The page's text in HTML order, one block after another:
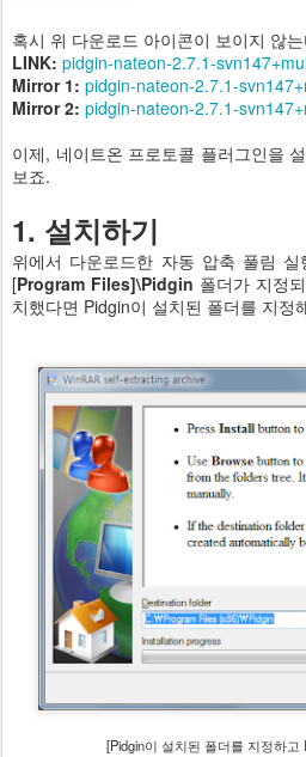
혹시 위 다운로드 아이콘이 보이지 않
LINK: pidgin-nateon-2.7.1-
Mirror 1: pidgin-nateon-2.7.1-
Mirror 2: pidgin-nateon-2.7.1-
이제, 네이트온 프로토콜 플러그인을
보죠.
1. 설치하기
위에서 다운로드한 자동 압축 풀림
[Program Files]\Pidgin 폴더가 지정
치했다면 Pidgin이 설치된 폴더를 지정
[Pidgin이 설치된 폴더를 지정하고